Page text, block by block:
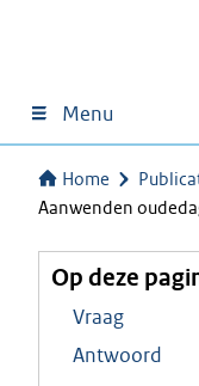
Menu
Home
Aanwenden
Op deze
Vraag
Antwoord